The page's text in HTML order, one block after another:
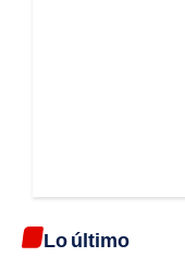
Lo último